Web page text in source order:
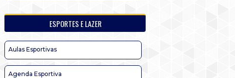
ESPORTES E LAZER
Aulas Esportivas
Agenda Esportiva